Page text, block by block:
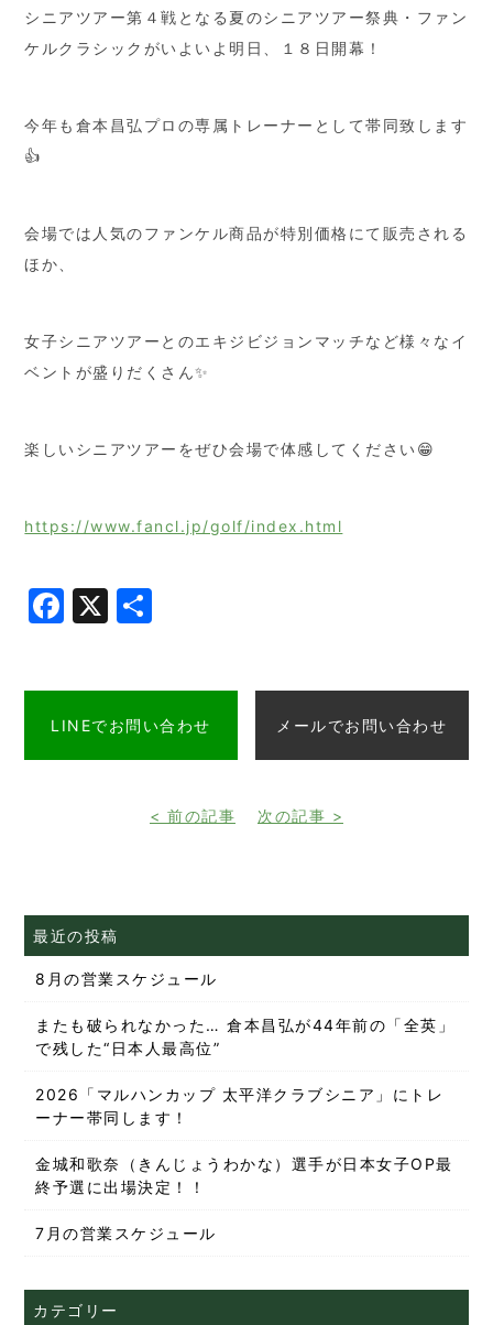
シニアツアー第４戦となる夏のシニアツアー祭典・ファン
ケルクラシックがいよいよ明日、１８日開幕！
今年も倉本昌弘プロの専属トレーナーとして帯同致します
👍
会場では人気のファンケル商品が特別価格にて販売される
ほか、
女子シニアツアーとのエキジビジョンマッチなど様々なイ
ベントが盛りだくさん✨
楽しいシニアツアーをぜひ会場で体感してください😁
https://www.fancl.jp/golf/index.html
Facebook
X
LINEでお問い合わせ メールでお問い合わせ
< 前の記事 次の記事 >
最近の投稿
8月の営業スケジュール
またも破られなかった… 倉本昌弘が44年前の「全英」
で残した“日本人最高位”
2026「マルハンカップ 太平洋クラブシニア」にトレ
ーナー帯同します！
金城和歌奈（きんじょうわかな）選手が日本女子OP最
終予選に出場決定！！
7月の営業スケジュール
カテゴリー